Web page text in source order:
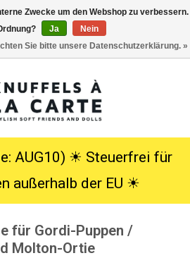
AUG10) ☀︎ Steuerfrei für
außerhalb der EU ☀︎
für Gordi-Puppen /
Molton-Ortie
Zwecke um den Webshop zu verbessern.
Ja
Nein
Sie bitte unsere Datenschutzerklärung. »